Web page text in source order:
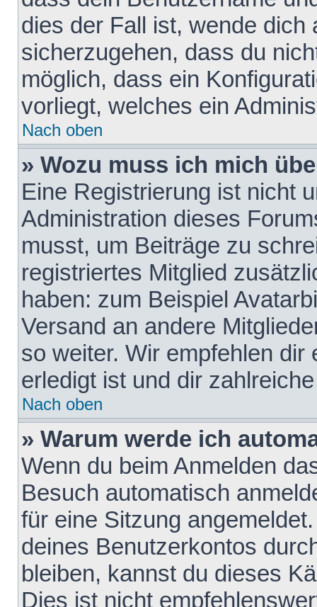
dies der Fall ist, wende dich
sicherzugehen, dass du
möglich, dass ein
vorliegt, welches ein
Nach oben
» Wozu muss ich mich
Eine Registrierung ist nicht
Administration dieses
musst, um Beiträge zu
registriertes Mitglied
haben: zum Beispiel
Versand an andere
so weiter. Wir empfehlen
erledigt ist und dir
Nach oben
» Warum werde ich
Wenn du beim Anmelden
Besuch automatisch
für eine Sitzung
deines Benutzerkontos
bleiben, kannst du dieses
Dies ist nicht